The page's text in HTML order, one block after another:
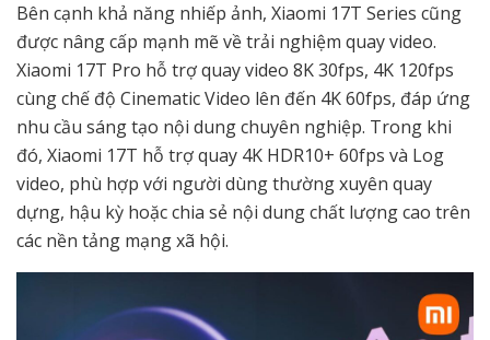
Bên cạnh khả năng nhiếp ảnh, Xiaomi 17T Series cũng
được nâng cấp mạnh mẽ về trải nghiệm quay video.
Xiaomi 17T Pro hỗ trợ quay video 8K 30fps, 4K 120fps
cùng chế độ Cinematic Video lên đến 4K 60fps, đáp ứng
nhu cầu sáng tạo nội dung chuyên nghiệp. Trong khi
đó, Xiaomi 17T hỗ trợ quay 4K HDR10+ 60fps và Log
video, phù hợp với người dùng thường xuyên quay
dựng, hậu kỳ hoặc chia sẻ nội dung chất lượng cao trên
các nền tảng mạng xã hội.